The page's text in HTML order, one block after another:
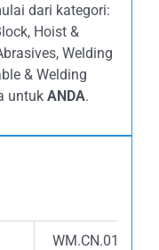
dari kategori:
Hoist &
Welding
& Welding
untuk ANDA.